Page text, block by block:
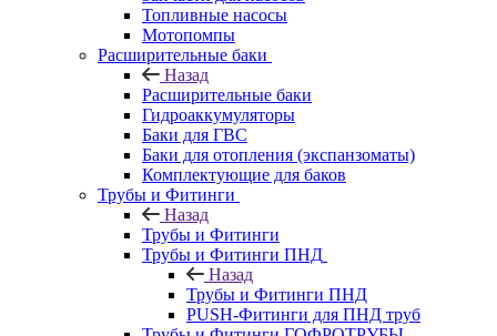
Топливные насосы
Мотопомпы
Расширительные баки
Назад
Расширительные баки
Гидроаккумуляторы
Баки для ГВС
Баки для отопления (экспанзоматы)
Комплектующие для баков
Трубы и Фитинги
Назад
Трубы и Фитинги
Трубы и Фитинги ПНД
Назад
Трубы и Фитинги ПНД
PUSH-Фитинги для ПНД труб